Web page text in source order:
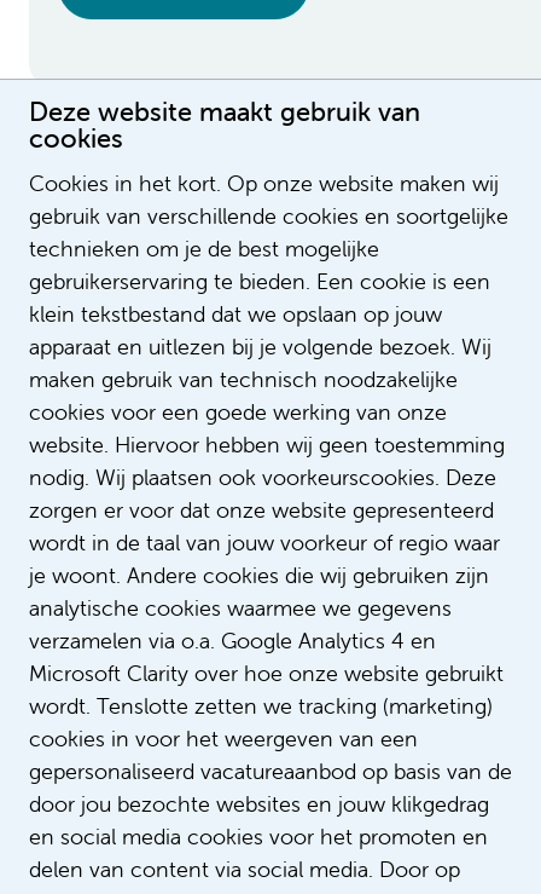
Deze website maakt gebruik van
cookies
Cookies in het kort. Op onze website maken wij
gebruik van verschillende cookies en soortgelijke
technieken om je de best mogelijke
gebruikerservaring te bieden. Een cookie is een
klein tekstbestand dat we opslaan op jouw
apparaat en uitlezen bij je volgende bezoek. Wij
maken gebruik van technisch noodzakelijke
cookies voor een goede werking van onze
website. Hiervoor hebben wij geen toestemming
nodig. Wij plaatsen ook voorkeurscookies. Deze
zorgen er voor dat onze website gepresenteerd
wordt in de taal van jouw voorkeur of regio waar
je woont. Andere cookies die wij gebruiken zijn
analytische cookies waarmee we gegevens
verzamelen via o.a. Google Analytics 4 en
Microsoft Clarity over hoe onze website gebruikt
wordt. Tenslotte zetten we tracking (marketing)
cookies in voor het weergeven van een
gepersonaliseerd vacatureaanbod op basis van de
door jou bezochte websites en jouw klikgedrag
en social media cookies voor het promoten en
delen van content via social media. Door op
Neem snelcontactop
Meer weten over jouw mogelijkheden
bij Amsterdam UMC?
Nadine Snijders Blok
Recruitmentadviseur
Bel +31205660307
Stuur een bericht